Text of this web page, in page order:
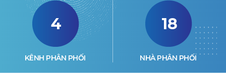
4
KÊNH PHÂN PHỐI
18
NHÀ PHÂN PHỐI